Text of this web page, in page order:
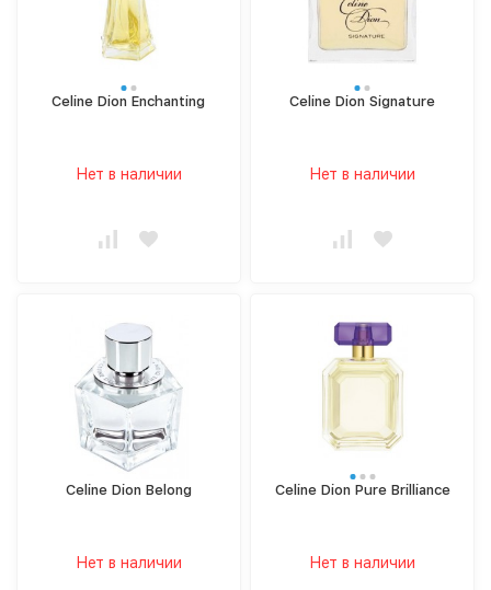
Celine Dion Enchanting
Нет в наличии
Celine Dion Signature
Нет в наличии
Celine Dion Belong
Нет в наличии
Celine Dion Pure Brilliance
Нет в наличии